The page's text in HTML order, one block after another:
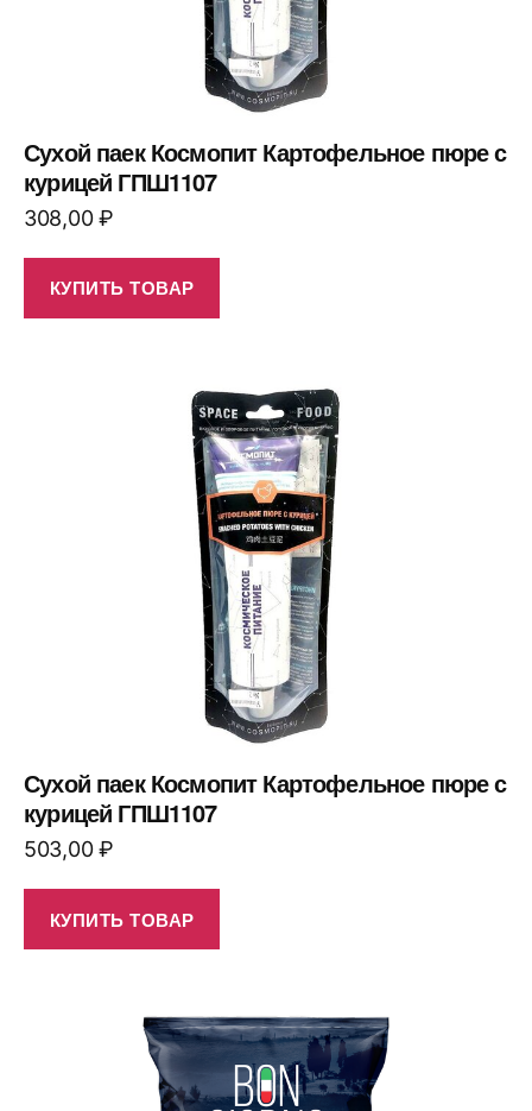
Сухой паек Космопит Картофельное пюре с
курицей ГПШ1107
308,00₽
КУПИТЬ ТОВАР
Сухой паек Космопит Картофельное пюре с
курицей ГПШ1107
503,00₽
КУПИТЬ ТОВАР